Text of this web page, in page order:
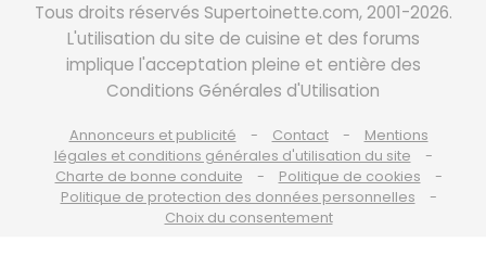
Tous droits réservés Supertoinette.com, 2001-2026.
L'utilisation du site de cuisine et des forums
implique l'acceptation pleine et entière des
Conditions Générales d'Utilisation
Annonceurs et publicité Contact
Mentions
légales et conditions générales d'utilisation du site
Charte de bonne conduite
Politique de cookies
Politique de protection des données personnelles
Choix du consentement